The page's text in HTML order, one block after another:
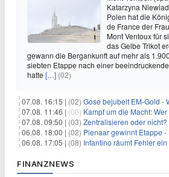
Katarzyna
Polen hat die
de France der
Mont Ventoux für
das Gelbe Trikot
gewann die Bergankunft auf mehr als
siebten Etappe nach einer
hatte […] (02)
07.08. 16:15 | (02) Gose bejubelt EM-Gold -
07.08. 11:46 | (00) Kampf um die Macht: Wer ist
07.08. 09:50 | (03) Zentralisieren oder nicht?
06.08. 18:00 | (02) Pienaar gewinnt Etappe -
06.08. 17:05 | (08) Infantino räumt Fehler ein -
FINANZNEWS